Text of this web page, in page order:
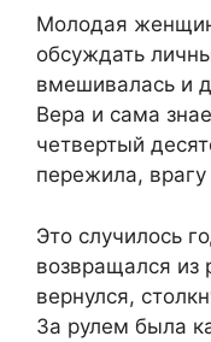
Молодая
обсуждать
вмешивалась и
Вера и сама
четвертый
пережила,
Это случилось
возвращался из
вернулся,
За рулем была